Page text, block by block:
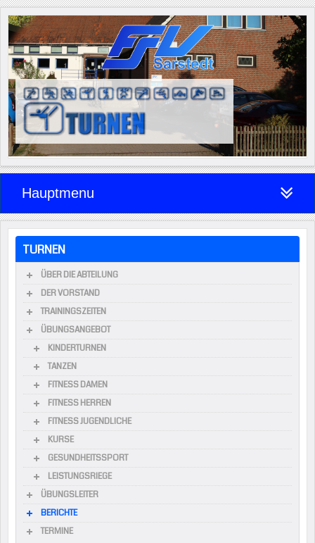
Hauptmenu
TURNEN
ÜBER DIE ABTEILUNG
DER VORSTAND
TRAININGSZEITEN
ÜBUNGSANGEBOT
KINDERTURNEN
TANZEN
FITNESS DAMEN
FITNESS HERREN
FITNESS JUGENDLICHE
KURSE
GESUNDHEITSSPORT
LEISTUNGSRIEGE
ÜBUNGSLEITER
BERICHTE
TERMINE